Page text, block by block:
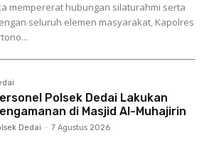
mempererat hubungan silaturahmi serta
seluruh elemen masyarakat, Kapolres
Polsek Dedai Lakukan
di Masjid Al-Muhajirin
Dedai - 7 Agustus 2026